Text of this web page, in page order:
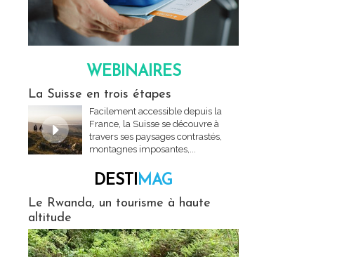
WEBINAIRES
La Suisse en trois étapes
Facilement accessible depuis la
France, la Suisse se découvre à
travers ses paysages contrastés,
montagnes imposantes,...
DESTIMAG
Le Rwanda, un tourisme à haute
altitude